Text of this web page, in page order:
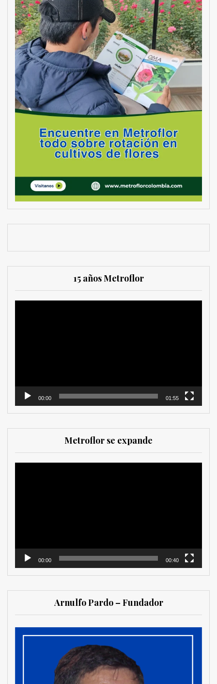
15 años Metroflor
00:00 01:55
Metroflor se expande
00:00 00:40
Arnulfo Pardo – Fundador